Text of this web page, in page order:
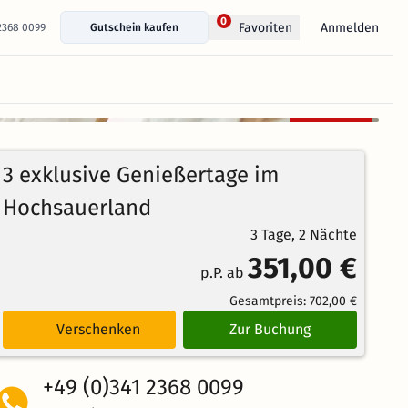
0099 Gutschein kaufen
0 Favoriten Anmelden
90%
Weiterempfehlung
Bewertungen
4.4/5
stornierbar
3 exklusive Genießertage im
Hochsauerland
3 Tage, 2 Nächte
p.P. ab 351,00 €
Gesamtpreis: 702,00 €
Verschenken Zur Buchung
+49 (0)341 2368 0099